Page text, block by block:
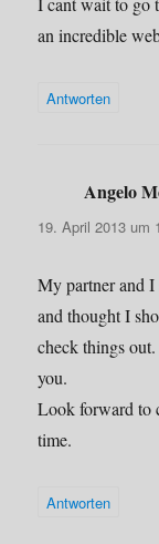
an incredible
Antworten
Angelo
19. April 2013 um
My partner and I
and thought I
check things
you.
Look forward to
time.
Antworten